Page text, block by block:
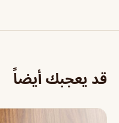
قد يعجبك أيضاً